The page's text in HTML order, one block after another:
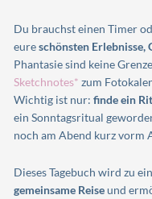
Du brauchst einen Timer
eureschönsten Erlebnisse,
Phantasie sind keine
Sketchnotes* zum
Wichtig ist nur:finde ein
ein Sonntagsritual
noch am Abend kurz vorm
Dieses Tagebuch wird zu
gemeinsame Reiseund